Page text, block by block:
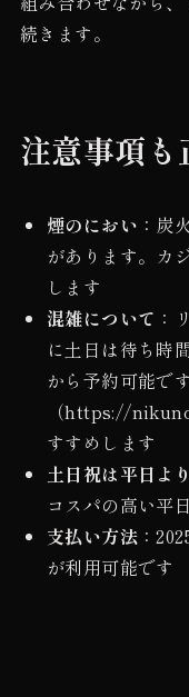
続きます。
注意事項
煙のにおい ：炭
があります。カ
します
混雑について ：
に土日は待ち時
から予約可能で
（https://
すすめします
土日祝は平日よ
コスパの高い平
支払い方法：
が利用可能です